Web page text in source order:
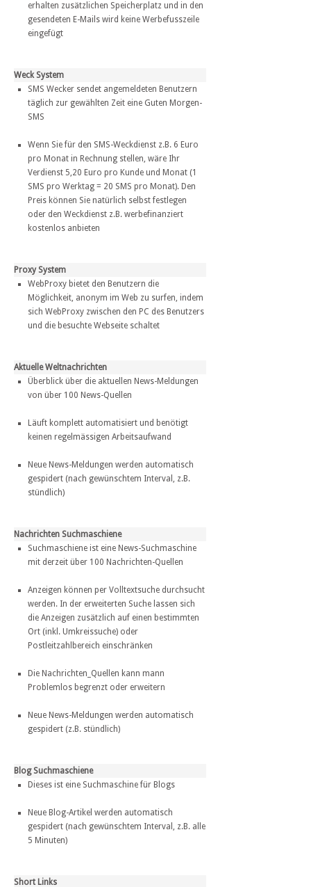
erhalten zusätzlichen Speicherplatz und in den
gesendeten E-Mails wird keine Werbefusszeile
eingefügt
Weck System
SMS Wecker sendet angemeldeten Benutzern
täglich zur gewählten Zeit eine Guten Morgen-
SMS
Wenn Sie für den SMS-Weckdienst z.B. 6 Euro
pro Monat in Rechnung stellen, wäre Ihr
Verdienst 5,20 Euro pro Kunde und Monat (1
SMS pro Werktag = 20 SMS pro Monat). Den
Preis können Sie natürlich selbst festlegen
oder den Weckdienst z.B. werbefinanziert
kostenlos anbieten
Proxy System
WebProxy bietet den Benutzern die
Möglichkeit, anonym im Web zu surfen, indem
sich WebProxy zwischen den PC des Benutzers
und die besuchte Webseite schaltet
Aktuelle Weltnachrichten
Überblick über die aktuellen News-Meldungen
von über 100 News-Quellen
Läuft komplett automatisiert und benötigt
keinen regelmässigen Arbeitsaufwand
Neue News-Meldungen werden automatisch
gespidert (nach gewünschtem Interval, z.B.
stündlich)
Nachrichten Suchmaschiene
Suchmaschiene ist eine News-Suchmaschine
mit derzeit über 100 Nachrichten-Quellen
Anzeigen können per Volltextsuche durchsucht
werden. In der erweiterten Suche lassen sich
die Anzeigen zusätzlich auf einen bestimmten
Ort (inkl. Umkreissuche) oder
Postleitzahlbereich einschränken
Die Nachrichten_Quellen kann mann
Problemlos begrenzt oder erweitern
Neue News-Meldungen werden automatisch
gespidert (z.B. stündlich)
Blog Suchmaschiene
Dieses ist eine Suchmaschine für Blogs
Neue Blog-Artikel werden automatisch
gespidert (nach gewünschtem Interval, z.B. alle
5 Minuten)
Short Links